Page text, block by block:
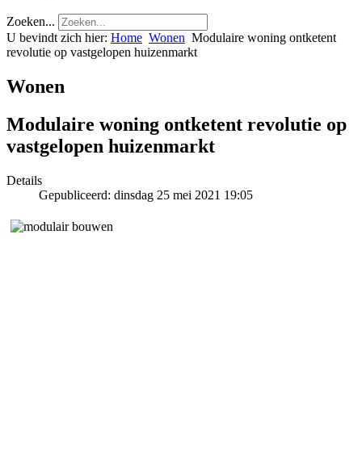
Zoeken...
U bevindt zich hier: Home Wonen Modulaire woning ontketent
revolutie op vastgelopen huizenmarkt
Wonen
Modulaire woning ontketent revolutie op
vastgelopen huizenmarkt
Details
Gepubliceerd: dinsdag 25 mei 2021 19:05